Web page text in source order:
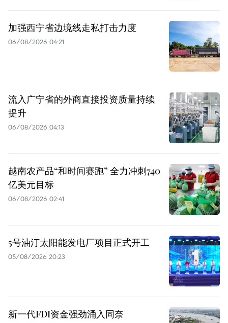
加强西宁省边境线走私打击力度
06/08/2026 04:21
流入广宁省的外商直接投资质量持续
提升
06/08/2026 04:13
越南农产品“和时间赛跑” 全力冲刺740
亿美元目标
06/08/2026 02:41
5号油汀太阳能发电厂项目正式开工
05/08/2026 20:23
新一代FDI资金强劲涌入同奈